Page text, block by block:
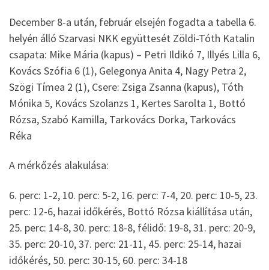
December 8-a után, február elsején fogadta a tabella 6.
helyén álló Szarvasi NKK együttesét Zöldi-Tóth Katalin
csapata: Mike Mária (kapus) – Petri Ildikó 7, Illyés Lilla 6,
Kovács Szófia 6 (1), Gelegonya Anita 4, Nagy Petra 2,
Szögi Tímea 2 (1), Csere: Zsiga Zsanna (kapus), Tóth
Mónika 5, Kovács Szolanzs 1, Kertes Sarolta 1, Bottó
Rózsa, Szabó Kamilla, Tarkovács Dorka, Tarkovács
Réka
A mérkőzés alakulása:
6. perc: 1-2, 10. perc: 5-2, 16. perc: 7-4, 20. perc: 10-5, 23.
perc: 12-6, hazai időkérés, Bottó Rózsa kiállítása után,
25. perc: 14-8, 30. perc: 18-8, félidő: 19-8, 31. perc: 20-9,
35. perc: 20-10, 37. perc: 21-11, 45. perc: 25-14, hazai
időkérés, 50. perc: 30-15, 60. perc: 34-18